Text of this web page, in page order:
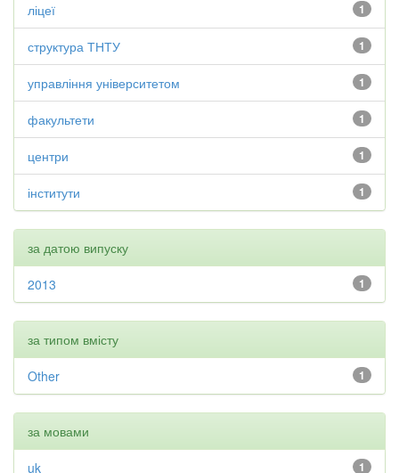
1
ліцеї
1
структура ТНТУ
1
управління університетом
1
факультети
1
центри
1
інститути
за датою випуску
1
2013
за типом вмісту
1
Other
за мовами
1
uk